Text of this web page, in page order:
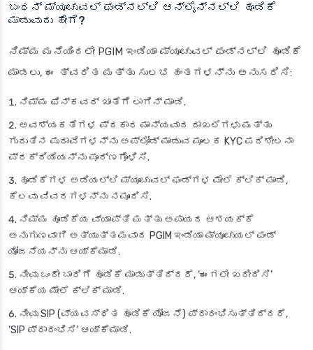
ಬಂಧನ್ ಮ್ಯೂಚುವಲ್ ಫಂಡ್‌ನಲ್ಲಿ ಆನ್‌ಲೈನ್‌ನಲ್ಲಿ ಹೂಡಿಕೆ
ಮಾಡುವುದು ಹೇಗೆ?
ನಿಮ್ಮ ಮನೆಯಿಂದಲೇ PGIM ಇಂಡಿಯಾ ಮ್ಯೂಚುವಲ್ ಫಂಡ್‌ನಲ್ಲಿ ಹೂಡಿಕೆ
ಮಾಡಲು, ಈ ತ್ವರಿತ ಮತ್ತು ಸುಲಭ ಹಂತಗಳನ್ನು ಅನುಸರಿಸಿ:
ನಿಮ್ಮ ಫಿನ್‌ಕವರ್ ಖಾತೆಗೆ ಲಾಗಿನ್ ಮಾಡಿ.
ಅವಶ್ಯಕತೆಗಳ ಪ್ರಕಾರ ಮಾನ್ಯವಾದ ದಾಖಲೆಗಳು ಮತ್ತು
ಗುರುತಿನ ಪುರಾವೆಗಳನ್ನು ಅಪ್‌ಲೋಡ್ ಮಾಡುವ ಮೂಲಕ KYC ಪರಿಶೀಲನಾ
ಪ್ರಕ್ರಿಯೆಯನ್ನು ಪೂರ್ಣಗೊಳಿಸಿ.
ಹೂಡಿಕೆಗಳ ಅಡಿಯಲ್ಲಿ ಮ್ಯೂಚುವಲ್ ಫಂಡ್‌ಗಳ ಮೇಲೆ ಕ್ಲಿಕ್ ಮಾಡಿ,
ಕೆಲವು ವಿವರಗಳನ್ನು ನಮೂದಿಸಿ.
ನಿಮ್ಮ ಹೂಡಿಕೆಯ ವ್ಯಾಪ್ತಿ ಮತ್ತು ಅಪಾಯದ ಆಶಯಕ್ಕೆ
ಅನುಗುಣವಾಗಿ ಅತ್ಯುತ್ತಮವಾದ PGIM ಇಂಡಿಯಾ ಮ್ಯೂಚುಯಲ್ ಫಂಡ್
ಯೋಜನೆಯನ್ನು ಆಯ್ಕೆಮಾಡಿ.
ನೀವು ಒಂದೇ ಬಾರಿಗೆ ಹೂಡಿಕೆ ಮಾಡುತ್ತಿದ್ದರೆ, ‘ಈಗಲೇ ಖರೀದಿಸಿ’
ಆಯ್ಕೆಯ ಮೇಲೆ ಕ್ಲಿಕ್ ಮಾಡಿ.
ನೀವು SIP (ವ್ಯವಸ್ಥಿತ ಹೂಡಿಕೆ ಯೋಜನೆ) ಪ್ರಾರಂಭಿಸುತ್ತಿದ್ದರೆ,
‘SIP ಪ್ರಾರಂಭಿಸಿ’ ಆಯ್ಕೆಮಾಡಿ.